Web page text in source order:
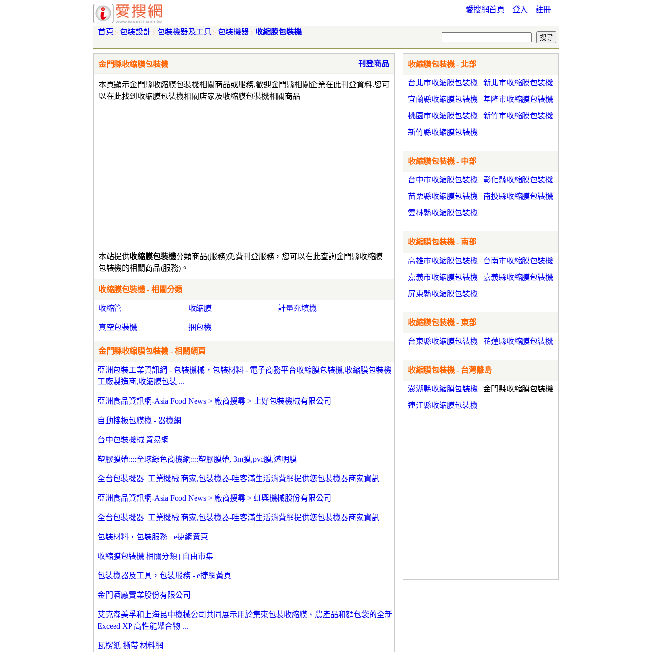
愛搜網首頁 登入 註冊
首頁 包裝設計 包裝機器及工具 包裝機器 收縮膜包裝機
金門縣收縮膜包裝機
本頁顯示金門縣收縮膜包裝機相關商品或服務,歡迎金門縣相關企業在此刊登資料.您可
以在此找到收縮膜包裝機相關店家及收縮膜包裝機相關商品
刊登商品
本站提供收縮膜包裝機分類商品(服務)免費刊登服務，您可以在此查詢金門縣收縮膜
包裝機的相關商品(服務)。
收縮膜包裝機 - 相關分類
收縮管 收縮膜 計量充填機
真空包裝機 捆包機
金門縣收縮膜包裝機 - 相關網頁
亞洲包裝工業資訊網 - 包裝機械，包裝材料 - 電子商務平台收縮膜包裝機,收縮膜包裝機
工廠製造商,收縮膜包裝 ...
亞洲食品資訊網-Asia Food News > 廠商搜尋 > 上好包裝機械有限公司
自動棧板包膜機 - 器機網
台中包裝機械|貿易網
塑膠膜帶::::全球綠色商機網::::塑膠膜帶, 3m膜,pvc膜,透明膜
全台包裝機器 .工業機械 商家,包裝機器-哇客滿生活消費網提供您包裝機器商家資訊
亞洲食品資訊網-Asia Food News > 廠商搜尋 > 虹興機械股份有限公司
全台包裝機器 .工業機械 商家,包裝機器-哇客滿生活消費網提供您包裝機器商家資訊
包裝材料，包裝服務 - e捷網黃頁
收縮膜包裝機 相關分類 | 自由市集
包裝機器及工具，包裝服務 - e捷網黃頁
金門酒廠實業股份有限公司
艾克森美孚和上海昆中機械公司共同展示用於集束包裝收縮膜、農產品和麵包袋的全新
Exceed XP 高性能聚合物 ...
瓦楞紙 撕帶|材料網
收縮膜包裝機 - 北部
台北市收縮膜包裝機
新北市收縮膜包裝機
宜蘭縣收縮膜包裝機
基隆市收縮膜包裝機
桃園市收縮膜包裝機
新竹市收縮膜包裝機
新竹縣收縮膜包裝機
收縮膜包裝機 - 中部
台中市收縮膜包裝機
彰化縣收縮膜包裝機
苗栗縣收縮膜包裝機
南投縣收縮膜包裝機
雲林縣收縮膜包裝機
收縮膜包裝機 - 南部
高雄市收縮膜包裝機
台南市收縮膜包裝機
嘉義市收縮膜包裝機
嘉義縣收縮膜包裝機
屏東縣收縮膜包裝機
收縮膜包裝機 - 東部
台東縣收縮膜包裝機 花蓮縣收縮膜包裝機
收縮膜包裝機 - 台灣離島
澎湖縣收縮膜包裝機
金門縣收縮膜包裝機
連江縣收縮膜包裝機